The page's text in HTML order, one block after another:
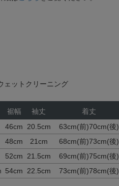
ットクリーニング
裾幅 袖丈
着丈
46cm 20.5cm
63cm(前)70cm(後)
48cm 21cm
68cm(前)73cm(後)
52cm 21.5cm
69cm(前)75cm(後)
54cm 22.5cm 73cm(前)78cm(後)